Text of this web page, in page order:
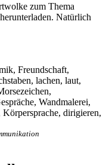
zum Thema
Natürlich
Freundschaft,
lachen, laut,
Wandmalerei,
dirigieren,